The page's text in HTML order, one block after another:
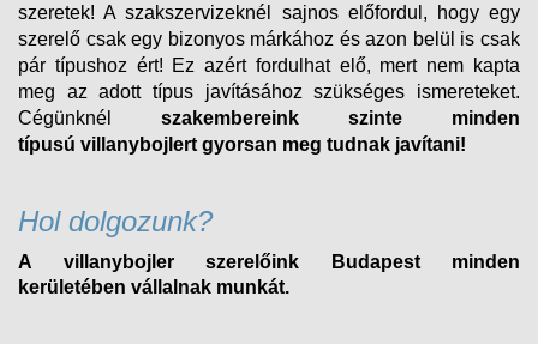
szeretek! A szakszervizeknél sajnos előfordul, hogy egy
szerelő csak egy bizonyos márkához és azon belül is csak
pár típushoz ért! Ez azért fordulhat elő, mert nem kapta
meg az adott típus javításához szükséges ismereteket.
Cégünknél szakembereink szinte minden
típusú villanybojlert gyorsan meg tudnak javítani!
Hol dolgozunk?
A villanybojler szerelőink Budapest minden
kerületében vállalnak munkát.